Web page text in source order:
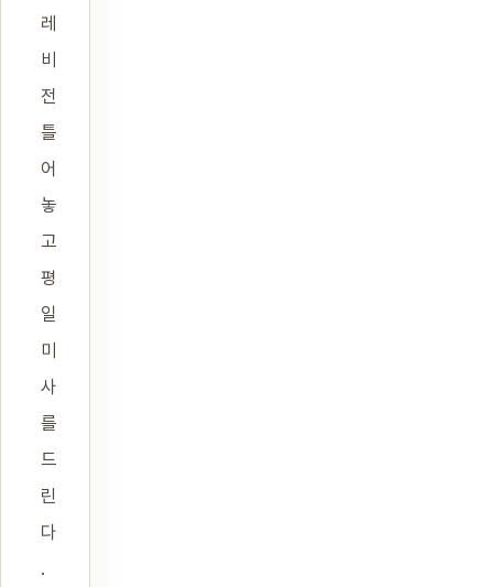
레
비
전
틀
어
놓
고
평
일
미
사
를
드
린
다
.